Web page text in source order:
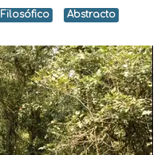
Filosófico Abstracto